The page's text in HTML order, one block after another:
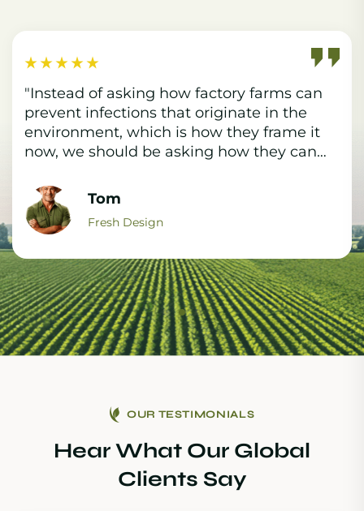
“ Consectetur adipiscing elit. Integer nunc
viverra laoreet est the is porta pretium
metus aliquam eget maecenas porta is
nunc viverra Aenean pulvinar maximus leo
Alex Rony
Fresh Design
Hear What Our Global
Clients Say
OUR TESTIMONIALS